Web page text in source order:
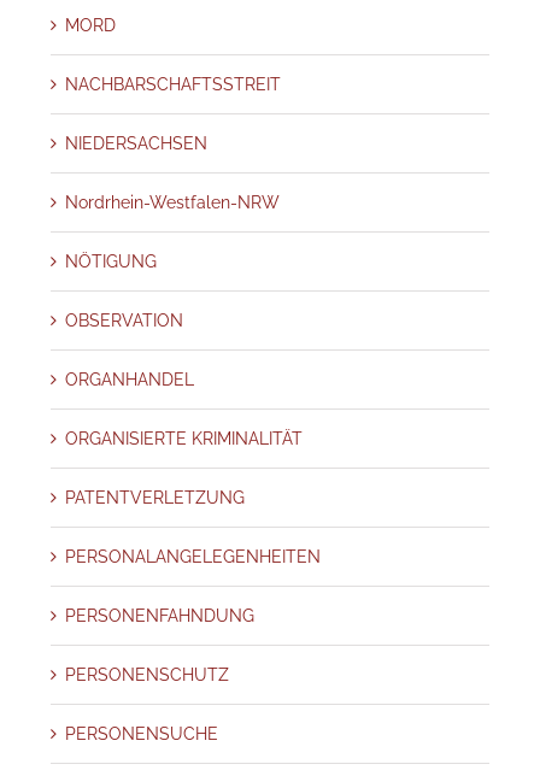
MORD
NACHBARSCHAFTSSTREIT
NIEDERSACHSEN
Nordrhein-Westfalen-NRW
NÖTIGUNG
OBSERVATION
ORGANHANDEL
ORGANISIERTE KRIMINALITÄT
PATENTVERLETZUNG
PERSONALANGELEGENHEITEN
PERSONENFAHNDUNG
PERSONENSCHUTZ
PERSONENSUCHE